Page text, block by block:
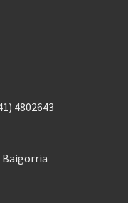
4802643
Baigorria